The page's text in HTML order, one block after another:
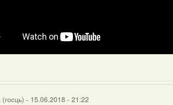
- 15.06.2018 - 21:22